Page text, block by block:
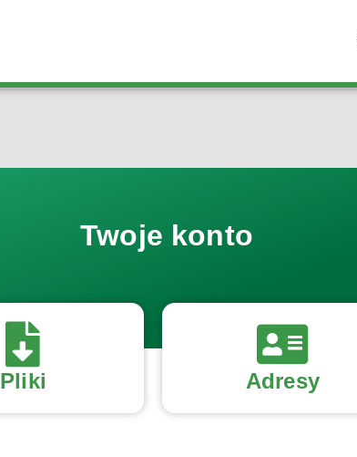
Twoje konto
Pliki Adresy